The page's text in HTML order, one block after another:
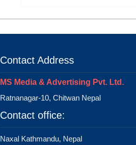
Contact Address
MS Media & Advertising Pvt. Ltd.
Ratnanagar-10, Chitwan Nepal
Contact office:
Naxal Kathmandu, Nepal